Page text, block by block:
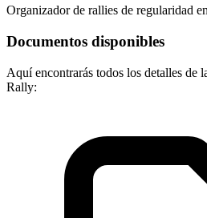
Organizador de rallies de regularidad
Documentos disponibles
Aquí encontrarás todos los detalles de
Rally: